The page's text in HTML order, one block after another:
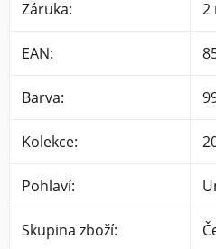
Záruka: 2
EAN:
Barva:
Kolekce:
Pohlaví:
Skupina zboží: